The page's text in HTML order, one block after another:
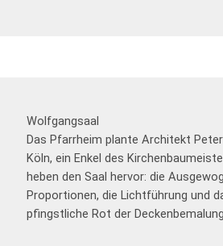
Wolfgangsaal
Das Pfarrheim plante Architekt
Köln, ein Enkel des
heben den Saal hervor: die
Proportionen, die Lichtführung und
pfingstliche Rot der